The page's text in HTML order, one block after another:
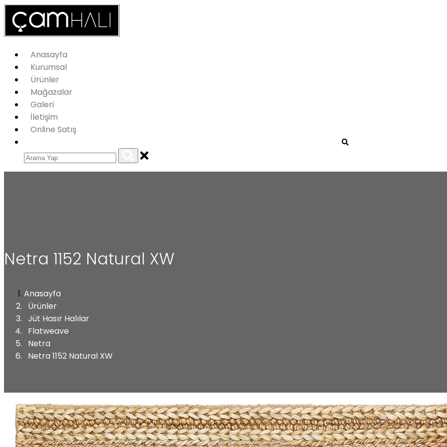
Anasayfa
Kurumsal
Ürünler
Mağazalar
Galeri
İletişim
Online Satış
Netra 1152 Natural XW
Anasayfa
Ürünler
Jüt Hasır Halılar
Flatweave
Netra
Netra 1152 Natural XW